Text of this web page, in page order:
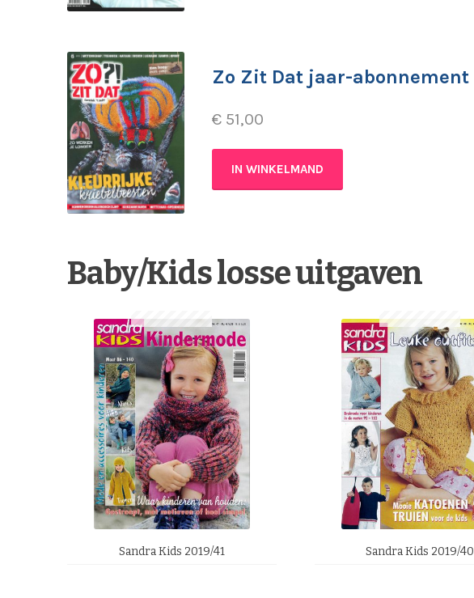
Zo Zit Dat jaar-abonnement
€51,00
IN WINKELMAND
Baby/Kids losse uitgaven
Sandra Kids 2019/41 Sandra Kids 2019/40